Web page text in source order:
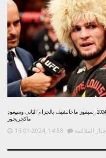
ماذا سيحدث في فنون الدفاع عن النفس عام 2024: سيفوز ماخاتشيف بالحزام الثاني وسيعود
ماكجريجور
15-01-2024, 14:58 أخبار الملاكمة